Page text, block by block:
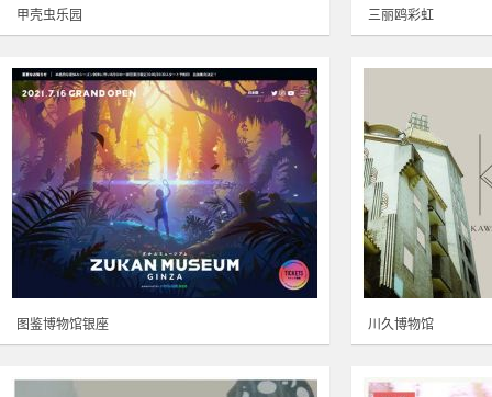
甲壳虫乐园 三丽鸥彩虹
图鉴博物馆银座 川久博物馆